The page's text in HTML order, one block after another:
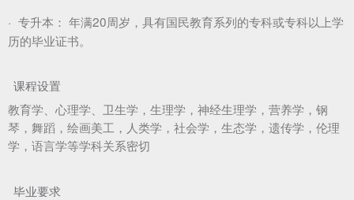
· 专升本： 年满20周岁，具有国民教育系列的专科或专科以上学
历的毕业证书。
课程设置
教育学、心理学、卫生学，生理学，神经生理学，营养学，钢
琴，舞蹈，绘画美工，人类学，社会学，生态学，遗传学，伦理
学，语言学等学科关系密切
毕业要求